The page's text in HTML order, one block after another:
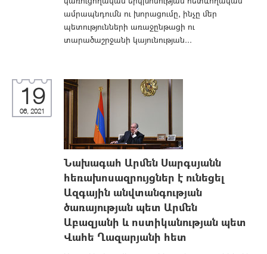
ամրապնդումն ու խորացումը, ինչը մեր
պետությունների առաջընթացի ու
տարածաշրջանի կայունության...
19
06, 2021
Նախագահ Արմեն Սարգսյանն
հեռախոսազրույցներ է ունեցել
Ազգային անվտանգության
ծառայության պետ Արմեն
Աբազյանի և ոստիկանության պետ
Վահե Ղազարյանի հետ